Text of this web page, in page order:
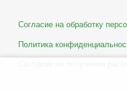
Согласие на обработку
Политика